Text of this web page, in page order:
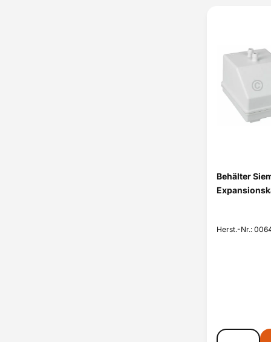
Behälter
Herst.-Nr.: